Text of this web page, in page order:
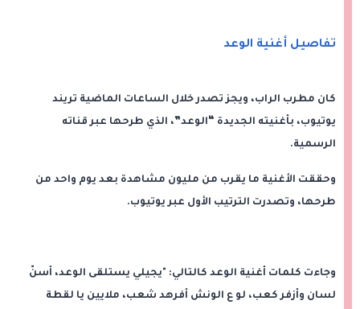
تفاصيل أغنية الوعد
كان مطرب الراب، ويجز تصدر خلال الساعات الماضية تريند
يوتيوب، بأغنيته الجديدة “الوعد”، الذي طرحها عبر قناته
الرسمية.
وحققت الأغنية ما يقرب من مليون مشاهدة بعد يوم واحد من
طرحها، وتصدرت الترتيب الأول عبر يوتيوب.
وجاءت كلمات أغنية الوعد كالتالي: "يجيلي يستلقى الوعد، أسنّ
لسان وأزفر كعب، لو ع الونش أفرهد شعب، ملايين يا لقطة